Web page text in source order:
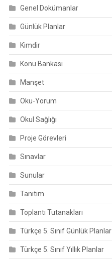
Genel Dokümanlar
Günlük Planlar
Kimdir
Konu Bankası
Manşet
Oku-Yorum
Okul Sağlığı
Proje Görevleri
Sınavlar
Sunular
Tanıtım
Toplantı Tutanakları
Türkçe 5. Sınıf Günlük Planlar
Türkçe 5. Sınıf Yıllık Planlar